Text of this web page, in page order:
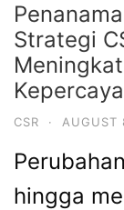
Strategi
CSR · AUGUST
hingga